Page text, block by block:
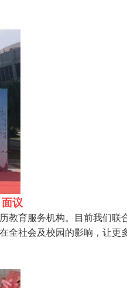
面议
教育服务机构。目前我们
全社会及校园的影响，让